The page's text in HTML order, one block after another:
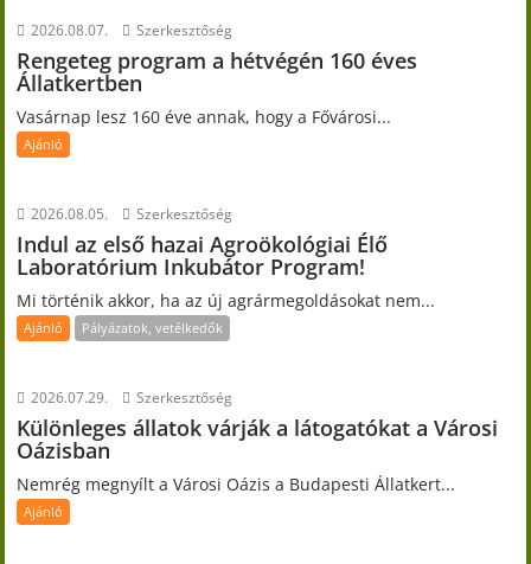
2026.08.07. Szerkesztőség
Rengeteg program a hétvégén 160 éves
Állatkertben
Vasárnap lesz 160 éve annak, hogy a Fővárosi...
Ajánló
2026.08.05. Szerkesztőség
Indul az első hazai Agroökológiai Élő
Laboratórium Inkubátor Program!
Mi történik akkor, ha az új agrármegoldásokat nem...
Ajánló Pályázatok, vetélkedők
2026.07.29. Szerkesztőség
Különleges állatok várják a látogatókat a Városi
Oázisban
Nemrég megnyílt a Városi Oázis a Budapesti Állatkert...
Ajánló